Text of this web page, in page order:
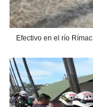
Efectivo en el río